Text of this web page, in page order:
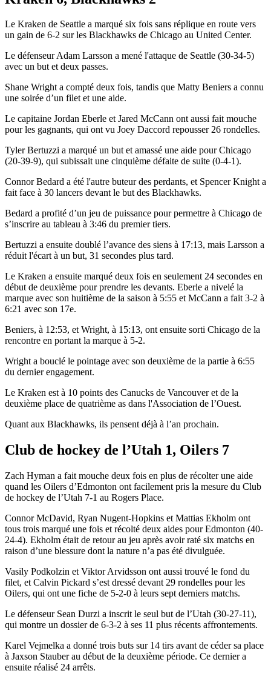
Le Kraken de Seattle a marqué six fois sans réplique en route vers
un gain de 6-2 sur les Blackhawks de Chicago au United Center.
Le défenseur Adam Larsson a mené l'attaque de Seattle (30-34-5)
avec un but et deux passes.
Shane Wright a compté deux fois, tandis que Matty Beniers a connu
une soirée d’un filet et une aide.
Le capitaine Jordan Eberle et Jared McCann ont aussi fait mouche
pour les gagnants, qui ont vu Joey Daccord repousser 26 rondelles.
Tyler Bertuzzi a marqué un but et amassé une aide pour Chicago
(20-39-9), qui subissait une cinquième défaite de suite (0-4-1).
Connor Bedard a été l'autre buteur des perdants, et Spencer Knight a
fait face à 30 lancers devant le but des Blackhawks.
Bedard a profité d’un jeu de puissance pour permettre à Chicago de
s’inscrire au tableau à 3:46 du premier tiers.
Bertuzzi a ensuite doublé l’avance des siens à 17:13, mais Larsson a
réduit l'écart à un but, 31 secondes plus tard.
Le Kraken a ensuite marqué deux fois en seulement 24 secondes en
début de deuxième pour prendre les devants. Eberle a nivelé la
marque avec son huitième de la saison à 5:55 et McCann a fait 3-2 à
6:21 avec son 17e.
Beniers, à 12:53, et Wright, à 15:13, ont ensuite sorti Chicago de la
rencontre en portant la marque à 5-2.
Wright a bouclé le pointage avec son deuxième de la partie à 6:55
du dernier engagement.
Le Kraken est à 10 points des Canucks de Vancouver et de la
deuxième place de quatrième as dans l'Association de l’Ouest.
Quant aux Blackhawks, ils pensent déjà à l’an prochain.
Club de hockey de l’Utah 1, Oilers 7
Zach Hyman a fait mouche deux fois en plus de récolter une aide
quand les Oilers d’Edmonton ont facilement pris la mesure du Club
de hockey de l’Utah 7-1 au Rogers Place.
Connor McDavid, Ryan Nugent-Hopkins et Mattias Ekholm ont
tous trois marqué une fois et récolté deux aides pour Edmonton (40-
24-4). Ekholm était de retour au jeu après avoir raté six matchs en
raison d’une blessure dont la nature n’a pas été divulguée.
Vasily Podkolzin et Viktor Arvidsson ont aussi trouvé le fond du
filet, et Calvin Pickard s’est dressé devant 29 rondelles pour les
Oilers, qui ont une fiche de 5-2-0 à leurs sept derniers matchs.
Le défenseur Sean Durzi a inscrit le seul but de l’Utah (30-27-11),
qui montre un dossier de 6-3-2 à ses 11 plus récents affrontements.
Karel Vejmelka a donné trois buts sur 14 tirs avant de céder sa place
à Jaxson Stauber au début de la deuxième période. Ce dernier a
ensuite réalisé 24 arrêts.